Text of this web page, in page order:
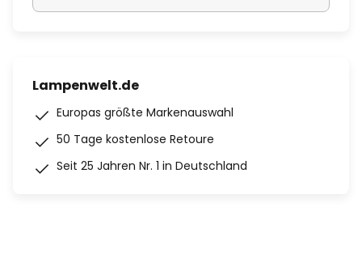
Lampenwelt.de
Europas größte Markenauswahl
50 Tage kostenlose Retoure
Seit 25 Jahren Nr. 1 in Deutschland